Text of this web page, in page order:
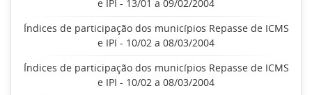
e IPI - 13/01 a 09/02/2004
Índices de participação dos municípios Repasse de ICMS
e IPI - 10/02 a 08/03/2004
Índices de participação dos municípios Repasse de ICMS
e IPI - 10/02 a 08/03/2004